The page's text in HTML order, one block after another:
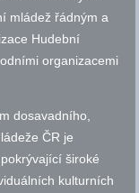
mládež řádným a
Hudební
organizacemi
dosavadního,
ČR je
široké
kulturních